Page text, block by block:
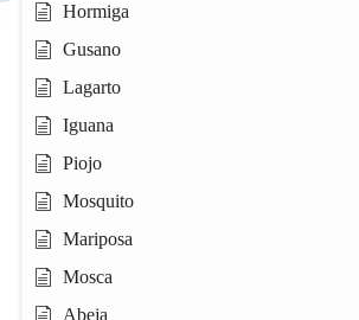
Hormiga
Gusano
Lagarto
Iguana
Piojo
Mosquito
Mariposa
Mosca
Abeja